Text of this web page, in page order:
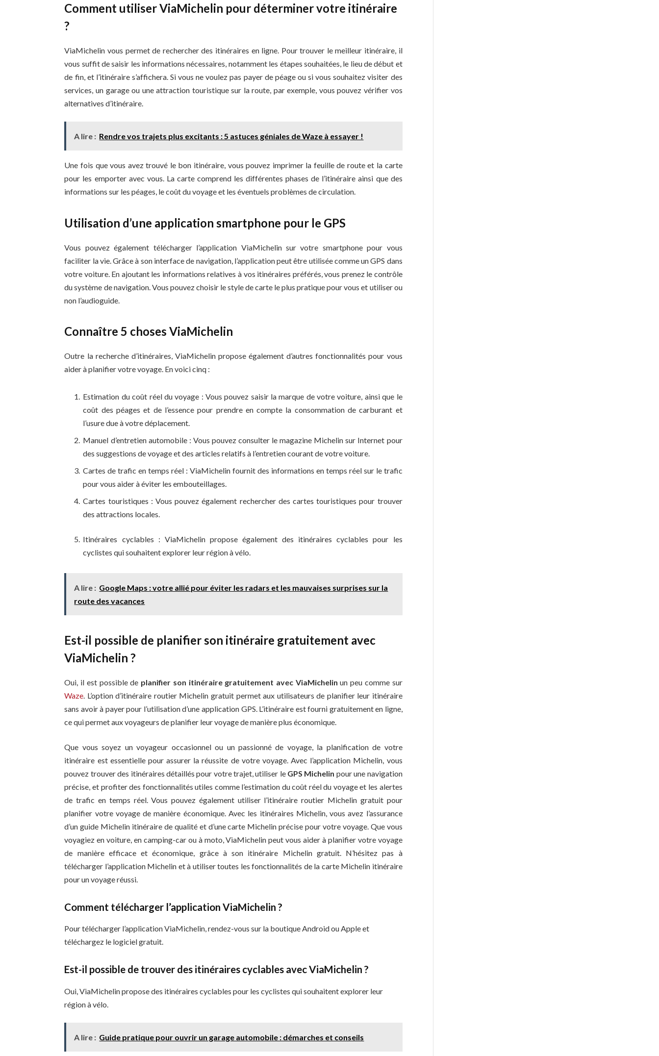
Comment utiliser ViaMichelin pour déterminer votre itinéraire
?
ViaMichelin vous permet de rechercher des itinéraires en ligne. Pour trouver le meilleur itinéraire, il
vous suffit de saisir les informations nécessaires, notamment les étapes souhaitées, le lieu de début et
de fin, et l’itinéraire s’affichera. Si vous ne voulez pas payer de péage ou si vous souhaitez visiter des
services, un garage ou une attraction touristique sur la route, par exemple, vous pouvez vérifier vos
alternatives d’itinéraire.
A lire : Rendre vos trajets plus excitants : 5 astuces géniales de Waze à essayer !
Une fois que vous avez trouvé le bon itinéraire, vous pouvez imprimer la feuille de route et la carte
pour les emporter avec vous. La carte comprend les différentes phases de l’itinéraire ainsi que des
informations sur les péages, le coût du voyage et les éventuels problèmes de circulation.
Utilisation d’une application smartphone pour le GPS
Vous pouvez également télécharger l’application ViaMichelin sur votre smartphone pour vous
faciliter la vie. Grâce à son interface de navigation, l’application peut être utilisée comme un GPS dans
votre voiture. En ajoutant les informations relatives à vos itinéraires préférés, vous prenez le contrôle
du système de navigation. Vous pouvez choisir le style de carte le plus pratique pour vous et utiliser ou
non l’audioguide.
Connaître 5 choses ViaMichelin
Outre la recherche d’itinéraires, ViaMichelin propose également d’autres fonctionnalités pour vous
aider à planifier votre voyage. En voici cinq :
Estimation du coût réel du voyage : Vous pouvez saisir la marque de votre voiture, ainsi que le
coût des péages et de l’essence pour prendre en compte la consommation de carburant et
l’usure due à votre déplacement.
Manuel d’entretien automobile : Vous pouvez consulter le magazine Michelin sur Internet pour
des suggestions de voyage et des articles relatifs à l’entretien courant de votre voiture.
Cartes de trafic en temps réel : ViaMichelin fournit des informations en temps réel sur le trafic
pour vous aider à éviter les embouteillages.
Cartes touristiques : Vous pouvez également rechercher des cartes touristiques pour trouver
des attractions locales.
Itinéraires cyclables : ViaMichelin propose également des itinéraires cyclables pour les
cyclistes qui souhaitent explorer leur région à vélo.
A lire : Google Maps : votre allié pour éviter les radars et les mauvaises surprises sur la
route des vacances
Est-il possible de planifier son itinéraire gratuitement avec
ViaMichelin ?
Oui, il est possible de planifier son itinéraire gratuitement avec ViaMichelin un peu comme sur
Waze . L’option d’itinéraire routier Michelin gratuit permet aux utilisateurs de planifier leur itinéraire
sans avoir à payer pour l’utilisation d’une application GPS. L’itinéraire est fourni gratuitement en ligne,
ce qui permet aux voyageurs de planifier leur voyage de manière plus économique.
Que vous soyez un voyageur occasionnel ou un passionné de voyage, la planification de votre
itinéraire est essentielle pour assurer la réussite de votre voyage. Avec l’application Michelin, vous
pouvez trouver des itinéraires détaillés pour votre trajet, utiliser le GPS Michelin pour une navigation
précise, et profiter des fonctionnalités utiles comme l’estimation du coût réel du voyage et les alertes
de trafic en temps réel. Vous pouvez également utiliser l’itinéraire routier Michelin gratuit pour
planifier votre voyage de manière économique. Avec les itinéraires Michelin, vous avez l’assurance
d’un guide Michelin itinéraire de qualité et d’une carte Michelin précise pour votre voyage. Que vous
voyagiez en voiture, en camping-car ou à moto, ViaMichelin peut vous aider à planifier votre voyage
de manière efficace et économique, grâce à son itinéraire Michelin gratuit. N’hésitez pas à
télécharger l’application Michelin et à utiliser toutes les fonctionnalités de la carte Michelin itinéraire
pour un voyage réussi.
Comment télécharger l’application ViaMichelin ?
Pour télécharger l’application ViaMichelin, rendez-vous sur la boutique Android ou Apple et
téléchargez le logiciel gratuit.
Est-il possible de trouver des itinéraires cyclables avec ViaMichelin ?
Oui, ViaMichelin propose des itinéraires cyclables pour les cyclistes qui souhaitent explorer leur
région à vélo.
A lire : Guide pratique pour ouvrir un garage automobile : démarches et conseils